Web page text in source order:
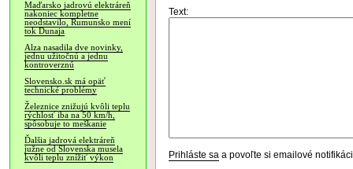
Maďarsko jadrovú elektráreň
nakoniec kompletne
neodstavilo, Rumunsko mení
tok Dunaja
Alza nasadila dve novinky,
jednu užitočnú a jednu
kontroverznú
Slovensko.sk má opäť
technické problémy
Železnice znižujú kvôli teplu
rýchlosť iba na 50 km/h,
spôsobuje to meškanie
Ďalšia jadrová elektráreň
južne od Slovenska musela
kvôli teplu znížiť výkon
Text:
Prihláste sa a povoľte si emailové